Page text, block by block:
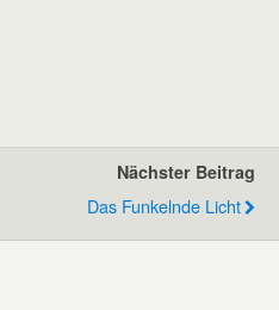
Nächster Beitrag
Das Funkelnde Licht